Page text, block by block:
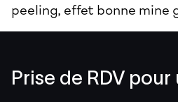
peeling, effet bonne mine
Prise de RDV